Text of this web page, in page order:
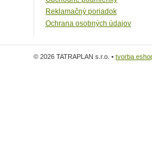
Reklamačný poriadok
Ochrana osobných údajov
© 2026 TATRAPLAN s.r.o. • tvorba